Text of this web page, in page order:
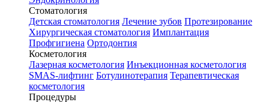
Стоматология
Детская стоматология Лечение зубов Протезирование
Хирургическая стоматология Имплантация
Профгигиена Ортодонтия
Косметология
Лазерная косметология Инъекционная косметология
SMAS-лифтинг Ботулинотерапия Терапевтическая
косметология
Процедуры